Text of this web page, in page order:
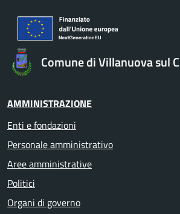
Comune di Villanuova sul
AMMINISTRAZIONE
Enti e fondazioni
Personale amministrativo
Aree amministrative
Politici
Organi di governo